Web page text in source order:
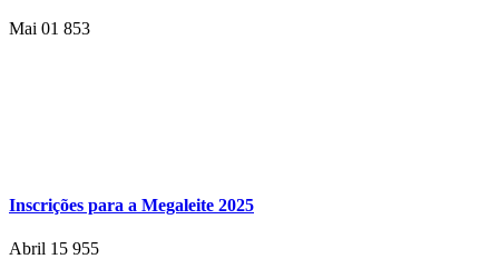
Mai 01 853
Inscrições para a Megaleite 2025
Abril 15 955